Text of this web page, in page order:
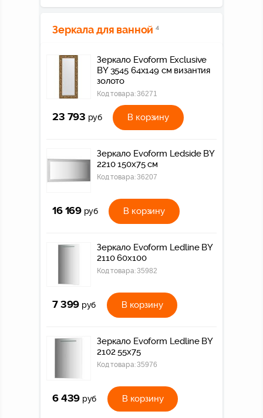
Зеркала для ванной 4
Зеркало Evoform Exclusive
BY 3545 64x149 см византия
золото
Код товара:36271
23 793 руб В корзину
Зеркало Evoform Ledside BY
2210 150x75 см
Код товара:36207
16 169 руб В корзину
Зеркало Evoform Ledline BY
2110 60x100
Код товара:35982
7 399 руб В корзину
Зеркало Evoform Ledline BY
2102 55x75
Код товара:35976
6 439 руб В корзину